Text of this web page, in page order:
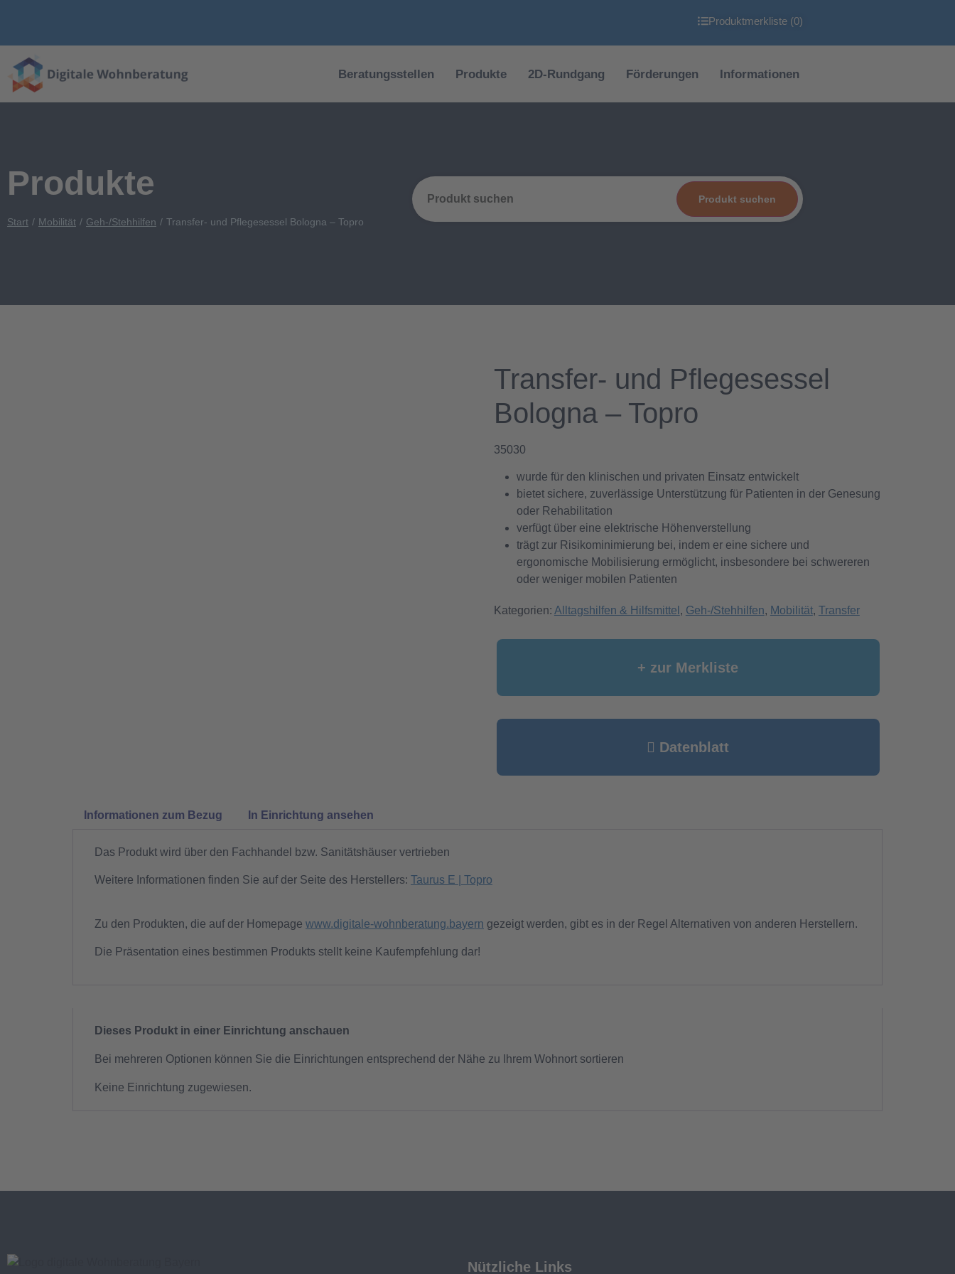
Produktmerkliste (0)
Beratungsstellen Produkte 2D-Rundgang Förderungen Informationen
Produkte
Start Mobilität Geh-/Stehhilfen Transfer- und Pflegesessel Bologna – Topro
Produkt suchen
Transfer- und Pflegesessel
Bologna – Topro
35030
wurde für den klinischen und privaten Einsatz entwickelt
bietet sichere, zuverlässige Unterstützung für Patienten in der Genesung
oder Rehabilitation
verfügt über eine elektrische Höhenverstellung
trägt zur Risikominimierung bei, indem er eine sichere und
ergonomische Mobilisierung ermöglicht, insbesondere bei schwereren
oder weniger mobilen Patienten
Kategorien: Alltagshilfen & Hilfsmittel , Geh-/Stehhilfen, Mobilität, Transfer
+ zur Merkliste
Datenblatt
Informationen zum Bezug In Einrichtung ansehen
Das Produkt wird über den Fachhandel bzw. Sanitätshäuser vertrieben
Weitere Informationen finden Sie auf der Seite des Herstellers: Taurus E | Topro
Zu den Produkten, die auf der Homepage www.digitale-wohnberatung.bayern gezeigt werden, gibt es in der Regel Alternativen von anderen Herstellern.
Die Präsentation eines bestimmen Produkts stellt keine Kaufempfehlung dar!
Dieses Produkt in einer Einrichtung anschauen
Bei mehreren Optionen können Sie die Einrichtungen entsprechend der Nähe zu Ihrem Wohnort sortieren
Keine Einrichtung zugewiesen.
Nützliche Links